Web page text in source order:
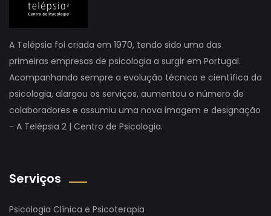
A Telépsia foi criada em 1970, tendo sido uma das
primeiras empresas de psicologia a surgir em Portugal.
Acompanhando sempre a evolução técnica e científica da
psicologia, alargou os serviços, aumentou o número de
colaboradores e assumiu uma nova imagem e designação
- A Telépsia 2 | Centro de Psicologia.
Serviços
Psicologia Clínica e Psicoterapia